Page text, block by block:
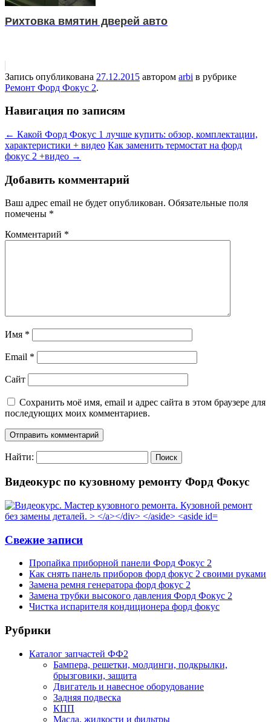
Рихтовка вмятин дверей авто
Запись опубликована 27.12.2015 автором arbi в рубрике
Ремонт Форд Фокус 2.
Навигация по записям
← Какой Форд Фокус 1 лучше купить: обзор, комплектации,
характеристики + видео Как заменить термостат на форд
фокус 2 +видео →
Добавить комментарий
Ваш адрес email не будет опубликован. Обязательные поля
помечены *
Комментарий *
Имя *
Email *
Сайт
Сохранить моё имя, email и адрес сайта в этом браузере для
последующих моих комментариев.
Найти:
Видеокурс по кузовному ремонту Форд Фокус
Свежие записи
Пропайка приборной панели Форд Фокус 2
Как снять панель приборов форд фокус 2 своими руками
Замена ремня генератора форд фокус 2
Замена трубки высокого давления Форд Фокус 2
Чистка испарителя кондиционера форд фокус
Рубрики
Каталог запчастей ФФ2
Бампера, решетки, молдинги, подкрылки,
брызговики, защита
Двигатель и навесное оборудование
Задняя подвеска
КПП
Масла, жидкости и фильтры